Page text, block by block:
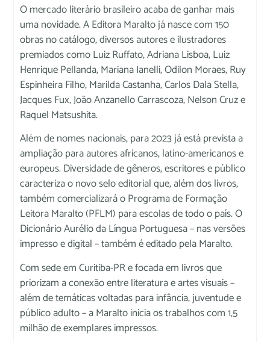
O mercado literário brasileiro acaba de ganhar mais
uma novidade. A Editora Maralto já nasce com 150
obras no catálogo, diversos autores e ilustradores
premiados como Luiz Ruffato, Adriana Lisboa, Luiz
Henrique Pellanda, Mariana Ianelli, Odilon Moraes, Ruy
Espinheira Filho, Marilda Castanha, Carlos Dala Stella,
Jacques Fux, João Anzanello Carrascoza, Nelson Cruz e
Raquel Matsushita.
Além de nomes nacionais, para 2023 já está prevista a
ampliação para autores africanos, latino-americanos e
europeus. Diversidade de gêneros, escritores e público
caracteriza o novo selo editorial que, além dos livros,
também comercializará o Programa de Formação
Leitora Maralto (PFLM) para escolas de todo o país. O
Dicionário Aurélio da Língua Portuguesa – nas versões
impresso e digital – também é editado pela Maralto.
Com sede em Curitiba-PR e focada em livros que
priorizam a conexão entre literatura e artes visuais –
além de temáticas voltadas para infância, juventude e
público adulto – a Maralto inicia os trabalhos com 1,5
milhão de exemplares impressos.